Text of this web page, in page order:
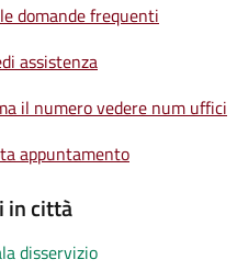
domande frequenti
assistenza
il numero vedere num uffici
appuntamento
in città
disservizio